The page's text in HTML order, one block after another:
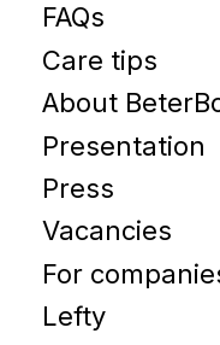
FAQs
Care tips
About
Presentation
Press
Vacancies
For
Lefty